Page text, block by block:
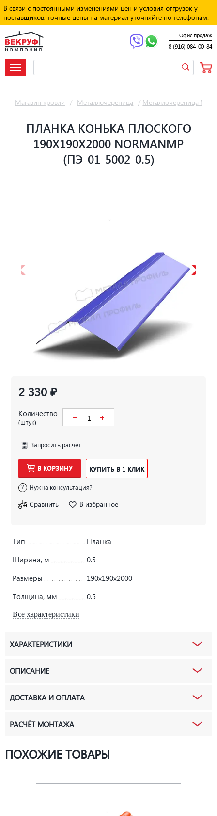
В связи с постоянными изменениями цен и условия отгрузок у
поставщиков, точные цены на материал уточняйте по телефонам.
Офис продаж
8 (916) 084-00-84
Магазин кровли / Металлочерепица / Металлочерепица
ПЛАНКА КОНЬКА ПЛОСКОГО
190Х190Х2000 NORMANMP
(ПЭ-01-5002-0.5)
2 330 ₽
Количество
(штук)
Запросить расчёт
В КОРЗИНУ КУПИТЬ В 1 КЛИК
Нужна консультация?
Сравнить В избранное
Тип
Планка
Ширина, м
0.5
Размеры
190х190х2000
Толщина, мм
0.5
Все характеристики
ХАРАКТЕРИСТИКИ
ОПИСАНИЕ
ДОСТАВКА И ОПЛАТА
РАСЧЁТ МОНТАЖА
ПОХОЖИЕ ТОВАРЫ